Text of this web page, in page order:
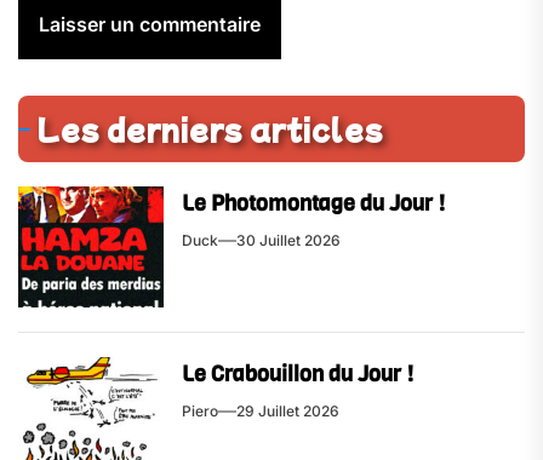
Les derniers articles
Le Photomontage du Jour !
Duck 30 Juillet 2026
Le Crabouillon du Jour !
Piero 29 Juillet 2026